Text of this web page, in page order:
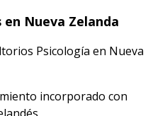
Nueva Zelanda
Psicología en Nueva
incorporado con